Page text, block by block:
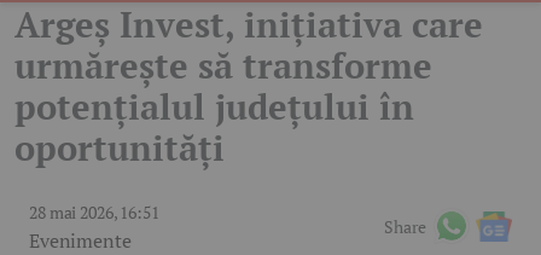
Argeș Invest, inițiativa care
urmărește să transforme
potențialul județului în
oportunități
28 mai 2026, 16:51
Evenimente
Share